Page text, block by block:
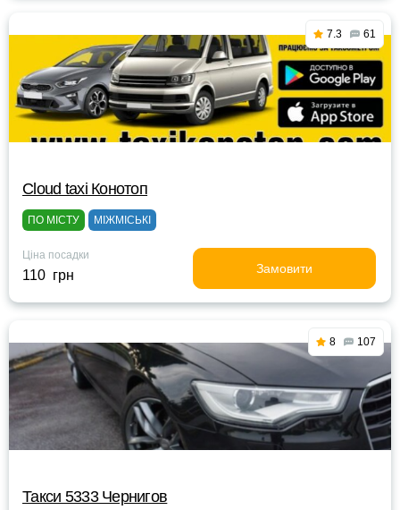
7.3 61
Cloud taxi Конотоп
ПО МІСТУ МІЖМІСЬКІ
Ціна посадки
110 грн Замовити
8 107
Такси 5333 Чернигов